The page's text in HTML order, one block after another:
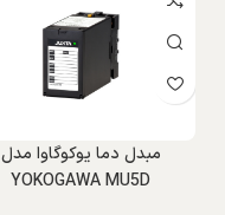
مبدل دما یوکوگاوا مدل
YOKOGAWA MU5D